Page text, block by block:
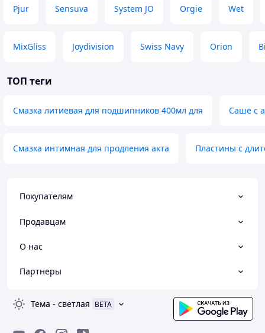
Pjur Sensuva System JO Orgie Wet
MixGliss Joydivision Swiss Navy Orion
ТОП теги
Смазка литиевая для подшипников 400мл для Саше с
Смазка интимная для продления акта Пластины с
Покупателям
Продавцам
О нас
Партнеры
Тема - светлая BETA